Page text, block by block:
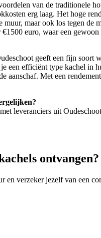
van de traditionele
erg laag. Het hoge
maar ook los tegen de
euro, waar een
geeft een fijn soort
een efficiënt type kachel in
aanschaf. Met een
leveranciers uit
ontvangen?
en verzeker jezelf van een